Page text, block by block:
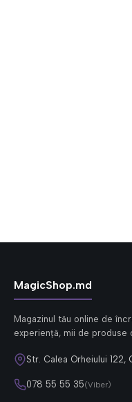
MagicShop.md
Magazinul tău online de
experiență, mii de produse
Str. Calea Orheiului 122,
078 55 55 35(Viber)